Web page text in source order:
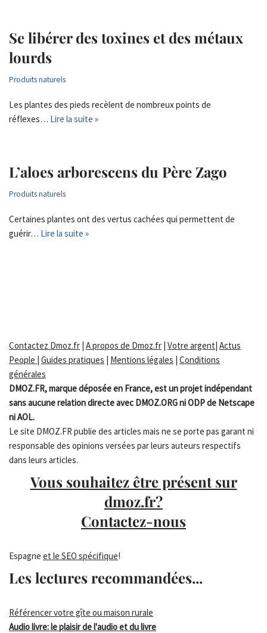
Se libérer des toxines et des métaux
lourds
Produits naturels
Les plantes des pieds recèlent de nombreux points de
réflexes… Lire la suite »
L’aloes arborescens du Père Zago
Produits naturels
Certaines plantes ont des vertus cachées qui permettent de
guérir… Lire la suite »
Contactez Dmoz.fr | A propos de Dmoz.fr | Votre argent| Actus
People | Guides pratiques | Mentions légales | Conditions
générales
DMOZ.FR, marque déposée en France, est un projet indépendant
sans aucune relation directe avec DMOZ.ORG ni ODP de Netscape
ni AOL.
Le site DMOZ.FR publie des articles mais ne se porte pas garant ni
responsable des opinions versées par leurs auteurs respectifs
dans leurs articles.
Vous souhaitez être présent sur
dmoz.fr?
Contactez-nous
Espagne et le SEO spécifique!
Les lectures recommandées...
Référencer votre gîte ou maison rurale
Audio livre: le plaisir de l'audio et du livre